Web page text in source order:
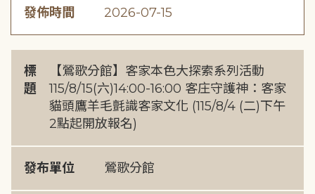
發佈時間 2026-07-15
標
題
【鶯歌分館】客家本色大探索系列活動
115/8/15(六)14:00-16:00 客庄守護神：客家
貓頭鷹羊毛氈識客家文化 (115/8/4 (二)下午
2點起開放報名)
發布單位 鶯歌分館